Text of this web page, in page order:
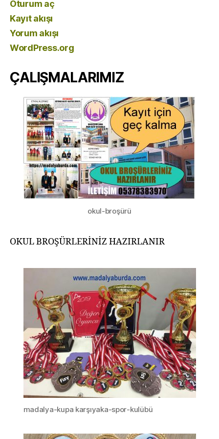
Oturum aç
Kayıt akışı
Yorum akışı
WordPress.org
ÇALIŞMALARIMIZ
okul-broşürü
OKUL BROŞÜRLERİNİZ HAZIRLANIR
madalya-kupa karşıyaka-spor-kulübü